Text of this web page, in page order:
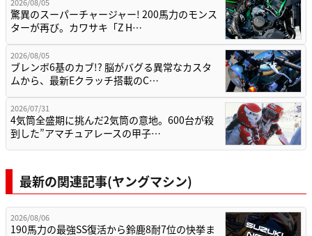
驚異のスーパーチャージャー! 200馬力のモンス
ターが再び。カワサキ「Z H…
2026/08/05
ブレンボ6基のカブ!? 脳がバグる異常なカスタ
ムから、最新Eクラッチ搭載のC…
2026/07/31
4気筒全盛期に挑んだ2気筒の意地。600台が殺
到した”アマチュアレースの甲子…
最新の関連記事(ヤングマシン)
2026/08/06
190馬力の最強SS復活から鈴鹿8耐7位の快挙ま